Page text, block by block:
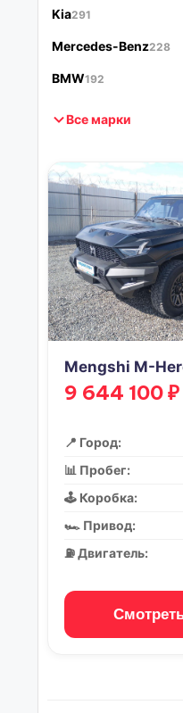
Kia291
Mercedes-Benz228
BMW192
Все марки
Mengshi M-
9 644 100 ₽
📍 Город:
📊 Пробег:
🕹️ Коробка:
🏎️ Привод:
⛽ Двигатель: